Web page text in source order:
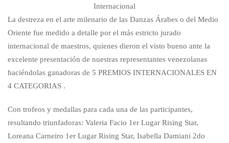
Internacional
La destreza en el arte milenario de las Danzas Árabes o del Medio
Oriente fue medido a detalle por el más estricto jurado
internacional de maestros, quienes dieron el visto bueno ante la
excelente presentación de nuestras representantes venezolanas
haciéndolas ganadoras de 5 PREMIOS INTERNACIONALES EN
4 CATEGORIAS .
Con trofeos y medallas para cada una de las participantes,
resultando triunfadoras: Valeria Facio 1er Lugar Rising Star,
Loreana Carneiro 1er Lugar Rising Star, Isabella Damiani 2do